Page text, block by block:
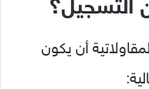
التسجيل؟
أن يكون